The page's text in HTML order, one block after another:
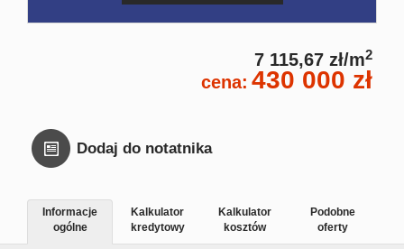
7 115,67 zł/m2
cena: 430 000 zł
Dodaj do notatnika
Informacje
ogólne
Kalkulator
kredytowy
Kalkulator
kosztów
Podobne
oferty